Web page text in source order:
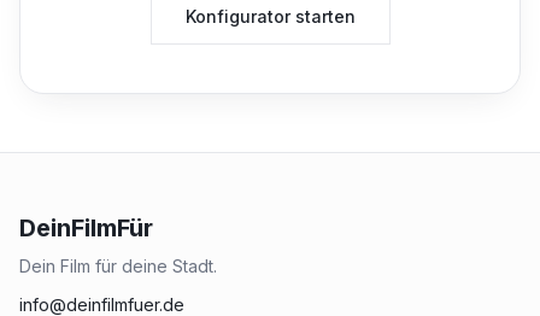
Konfigurator starten
DeinFilmFür
Dein Film für deine Stadt.
info@deinfilmfuer.de